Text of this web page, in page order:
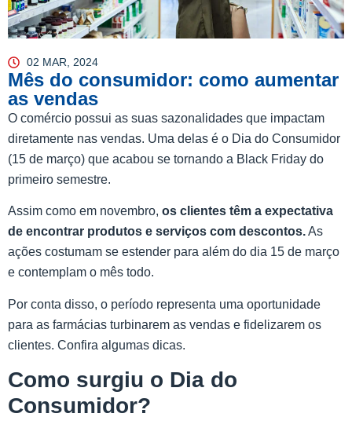
02 MAR, 2024
Mês do consumidor: como aumentar
as vendas
O comércio possui as suas sazonalidades que impactam
diretamente nas vendas. Uma delas é o Dia do Consumidor
(15 de março) que acabou se tornando a Black Friday do
primeiro semestre.
Assim como em novembro, os clientes têm a expectativa
de encontrar produtos e serviços com descontos.As
ações costumam se estender para além do dia 15 de março
e contemplam o mês todo.
Por conta disso, o período representa uma oportunidade
para as farmácias turbinarem as vendas e fidelizarem os
clientes. Confira algumas dicas.
Como surgiu o Dia do
Consumidor?